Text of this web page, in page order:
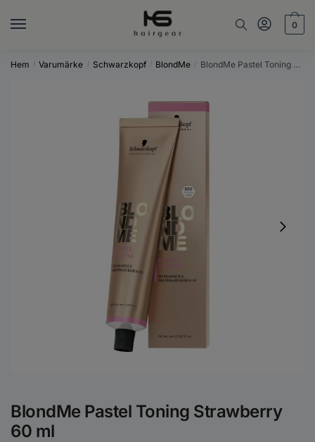
0
Hem / Varumärke / Schwarzkopf / BlondMe / BlondMe Pastel Toning Strawberry 60 ml
BlondMe Pastel Toning Strawberry
60 ml